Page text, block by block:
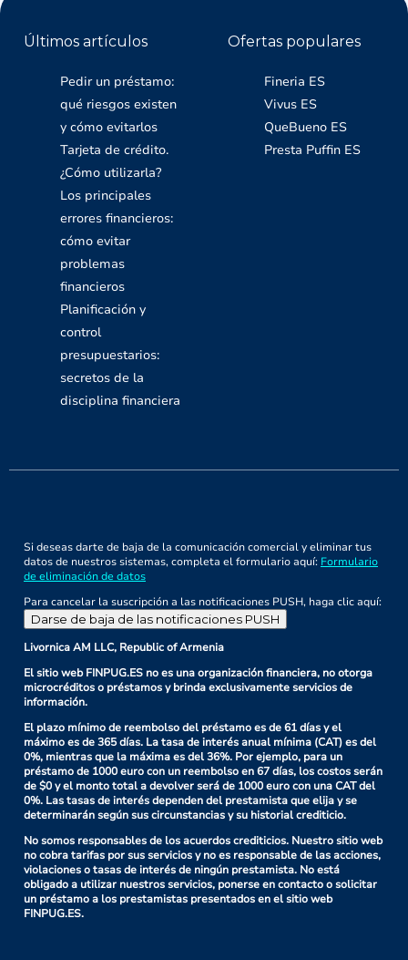
Últimos artículos
Pedir un préstamo:
qué riesgos existen
y cómo evitarlos
Tarjeta de crédito.
¿Cómo utilizarla?
Los principales
errores financieros:
cómo evitar
problemas
financieros
Planificación y
control
presupuestarios:
secretos de la
disciplina financiera
Ofertas populares
Fineria ES
Vivus ES
QueBueno ES
Presta Puffin ES
Si deseas darte de baja de la comunicación comercial y eliminar tus
datos de nuestros sistemas, completa el formulario aquí: Formulario
de eliminación de datos
Para cancelar la suscripción a las notificaciones PUSH, haga clic aquí:
Darse de baja de las notificaciones PUSH
Livornica AM LLC, Republic of Armenia
El sitio web FINPUG.ES no es una organización financiera, no otorga
microcréditos o préstamos y brinda exclusivamente servicios de
información.
El plazo mínimo de reembolso del préstamo es de 61 días y el
máximo es de 365 días. La tasa de interés anual mínima (CAT) es del
0%, mientras que la máxima es del 36%. Por ejemplo, para un
préstamo de 1000 euro con un reembolso en 67 días, los costos serán
de $0 y el monto total a devolver será de 1000 euro con una CAT del
0%. Las tasas de interés dependen del prestamista que elija y se
determinarán según sus circunstancias y su historial crediticio.
No somos responsables de los acuerdos crediticios. Nuestro sitio web
no cobra tarifas por sus servicios y no es responsable de las acciones,
violaciones o tasas de interés de ningún prestamista. No está
obligado a utilizar nuestros servicios, ponerse en contacto o solicitar
un préstamo a los prestamistas presentados en el sitio web
FINPUG.ES.